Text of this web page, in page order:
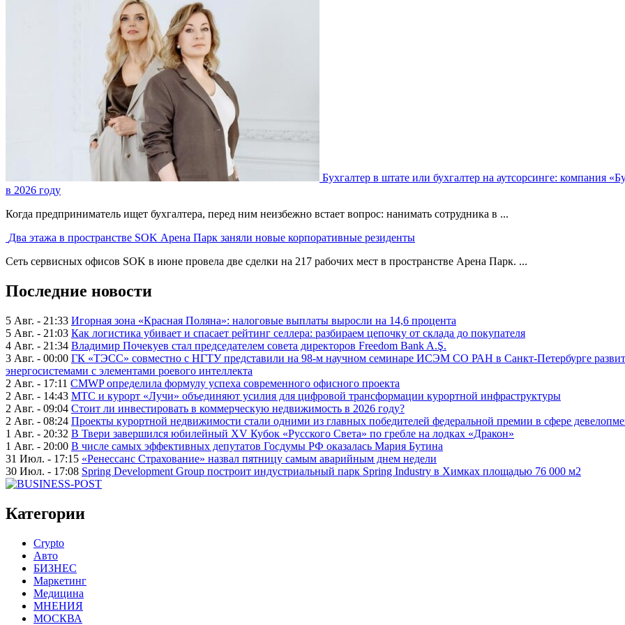
Бухгалтер в штате или бухгалтер на аутсорсинге: компания
в 2026 году
Когда предприниматель ищет бухгалтера, перед ним неизбежно встает вопрос: нанимать сотрудника в ...
Два этажа в пространстве SOK Арена Парк заняли новые корпоративные резиденты
Сеть сервисных офисов SOK в июне провела две сделки на 217 рабочих мест в пространстве Арена Парк. ...
Последние новости
5 Авг. - 21:33 Игорная зона «Красная Поляна»: налоговые выплаты выросли на 14,6 процента
5 Авг. - 21:03 Как логистика убивает и спасает рейтинг селлера: разбираем цепочку от склада до покупателя
4 Авг. - 21:34 Владимир Почекуев стал председателем совета директоров Freedom Bank A.Ş.
3 Авг. - 00:00 ГК «ТЭСС» совместно с НГТУ представили на 98-м научном семинаре ИСЭМ СО РАН в Санкт-Петербурге
энергосистемами с элементами роевого интеллекта
2 Авг. - 17:11 CMWP определила формулу успеха современного офисного проекта
2 Авг. - 14:43 МТС и курорт «Лучи» объединяют усилия для цифровой трансформации курортной инфраструктуры
2 Авг. - 09:04 Стоит ли инвестировать в коммерческую недвижимость в 2026 году?
2 Авг. - 08:24 Проекты курортной недвижимости стали одними из главных победителей федеральной премии в сфере
1 Авг. - 20:32 В Твери завершился юбилейный XV Кубок «Русского Света» по гребле на лодках «Дракон»
1 Авг. - 20:00 В числе самых эффективных депутатов Госдумы РФ оказалась Мария Бутина
31 Июл. - 17:15 «Ренессанс Страхование» назвал пятницу самым аварийным днем недели
30 Июл. - 17:08 Spring Development Group построит индустриальный парк Spring Industry в Химках площадью 76 000 м2
Категории
Crypto
Авто
БИЗНЕС
Маркетинг
Медицина
МНЕНИЯ
МОСКВА